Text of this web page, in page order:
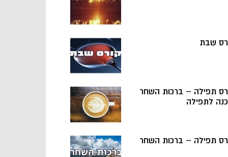
שבת
תפילה – ברכות השחר
לתפילה
תפילה – ברכות השחר